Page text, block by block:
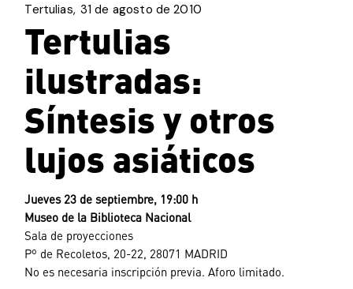
Tertulias 31 de agosto de 2010
Tertulias
ilustradas:
Síntesis y otros
lujos asiáticos
Jueves 23 de septiembre, 19:00 h
Museo de la Biblioteca Nacional
Sala de proyecciones
Pº de Recoletos, 20-22, 28071 MADRID
No es necesaria inscripción previa. Aforo limitado.